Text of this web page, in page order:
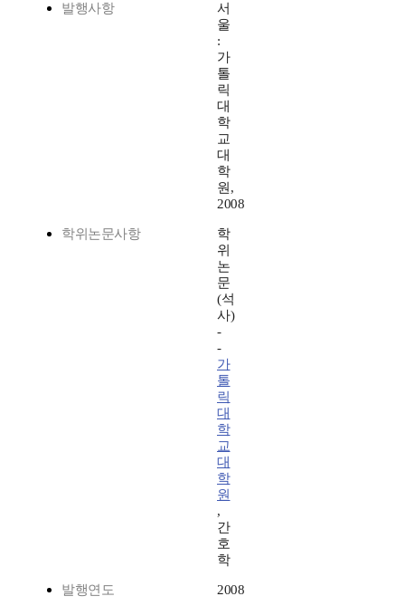
발행사항
서
울
:
가
톨
릭
대
학
교
대
학
원,
2008
학위논문사항
학
위
논
문
(석
사)
-
-
가
톨
릭
대
학
교
대
학
원
,
간
호
학
발행연도 2008